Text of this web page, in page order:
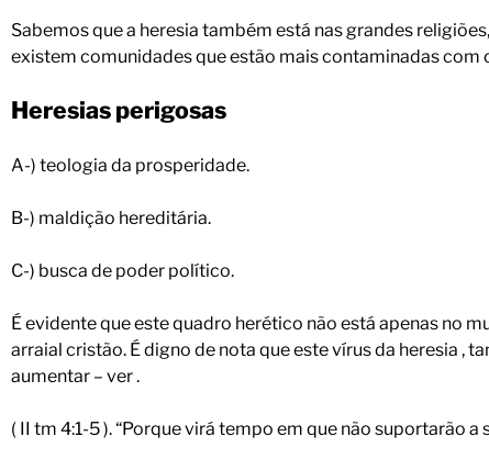
Sabemos que a heresia também está nas grandes
existem comunidades que estão mais contaminadas com
Heresias perigosas
A-) teologia da prosperidade.
B-) maldição hereditária.
C-) busca de poder político.
É evidente que este quadro herético não está apenas no
arraial cristão. É digno de nota que este vírus da heresia ,
aumentar – ver .
( II tm 4:1-5 ). “Porque virá tempo em que não suportarão a